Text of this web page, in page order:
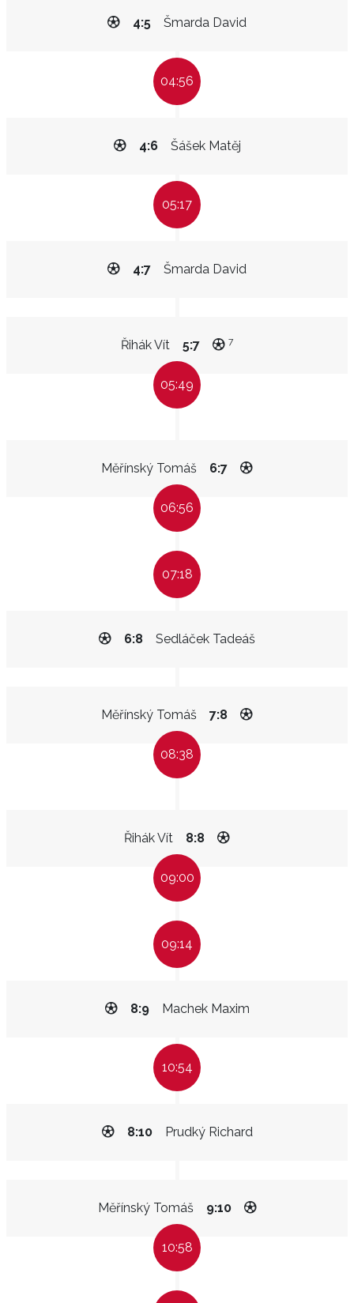
Šmarda David
4:5
04:56
Šášek Matěj
4:6
05:17
Šmarda David
4:7
Řihák Vít 5:7 7
05:49
Měřínský Tomáš 6:7
06:56
07:18
Sedláček Tadeáš
6:8
Měřínský Tomáš 7:8
08:38
Řihák Vít 8:8
09:00
09:14
Machek Maxim
8:9
10:54
Prudký Richard
8:10
Měřínský Tomáš 9:10
10:58